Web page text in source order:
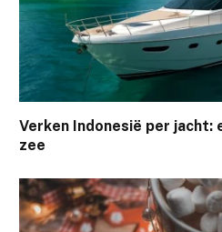
Verken Indonesië per jacht:
zee